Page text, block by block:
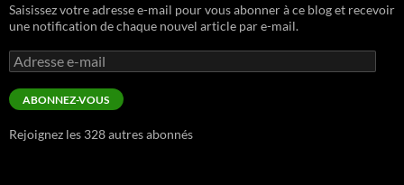
Saisissez votre adresse e-mail pour vous abonner à ce blog et recevoir
une notification de chaque nouvel article par e-mail.
Adresse
e-
mail
ABONNEZ-VOUS
Rejoignez les 328 autres abonnés